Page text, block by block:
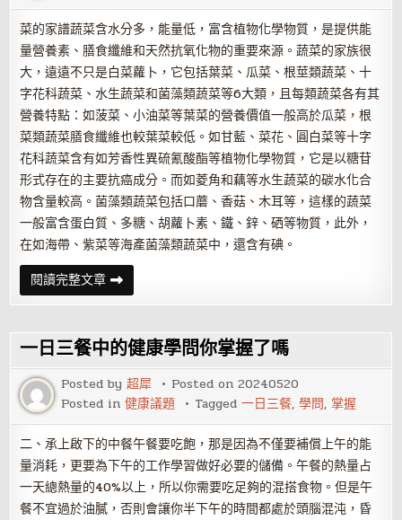
關
菜的家譜蔬菜含水分多，能量低，富含植物化學物質，是提供能
量營養素、膳食纖維和天然抗氧化物的重要來源。蔬菜的家族很
大，遠遠不只是白菜蘿卜，它包括葉菜、瓜菜、根莖類蔬菜、十
字花科蔬菜、水生蔬菜和菌藻類蔬菜等6大類，且每類蔬菜各有其
營養特點：如菠菜、小油菜等葉菜的營養價值一般高於瓜菜，根
菜類蔬菜膳食纖維也較葉菜較低。如甘藍、菜花、圓白菜等十字
花科蔬菜含有如芳香性異硫氰酸酯等植物化學物質，它是以糖苷
形式存在的主要抗癌成分。而如菱角和藕等水生蔬菜的碳水化合
物含量較高。菌藻類蔬菜包括口蘑、香菇、木耳等，這樣的蔬菜
一般富含蛋白質、多糖、胡蘿卜素、鐵、鋅、硒等物質，此外，
在如海帶、紫菜等海產菌藻類蔬菜中，還含有碘。
閱讀完整文章吃
蔬
菜
學
問
你
都
學
會
了
一日三餐中的健康學問你掌握了嗎
Posted by超犀 Posted on20240520
Posted in健康議題 Tagged一日三餐,學問,掌握
二、承上啟下的中餐午餐要吃飽，那是因為不僅要補償上午的能
量消耗，更要為下午的工作學習做好必要的儲備。午餐的熱量占
一天總熱量的40%以上，所以你需要吃足夠的混搭食物。但是午
餐不宜過於油膩，否則會讓你半下午的時間都處於頭腦混沌，昏